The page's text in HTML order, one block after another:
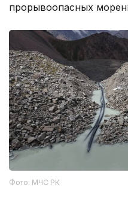
прорывоопасных
Фото: МЧС РК